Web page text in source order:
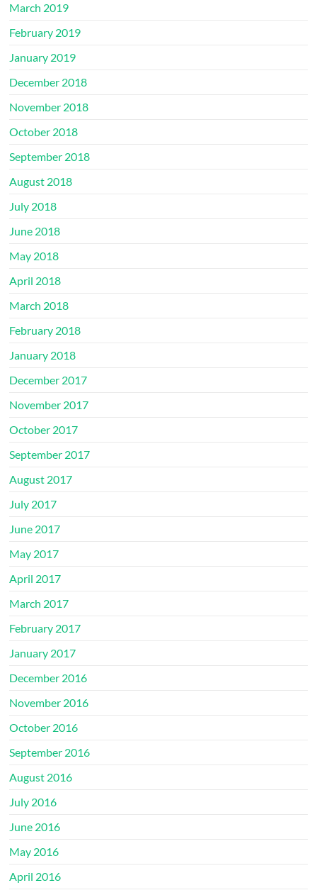
March 2019
February 2019
January 2019
December 2018
November 2018
October 2018
September 2018
August 2018
July 2018
June 2018
May 2018
April 2018
March 2018
February 2018
January 2018
December 2017
November 2017
October 2017
September 2017
August 2017
July 2017
June 2017
May 2017
April 2017
March 2017
February 2017
January 2017
December 2016
November 2016
October 2016
September 2016
August 2016
July 2016
June 2016
May 2016
April 2016